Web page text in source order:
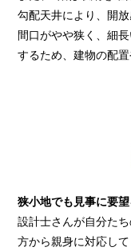
勾配天井により、開
間口がやや狭く、細
するため、建物の配
狭小地でも見事に要
設計士さんが自分た
方から親身に対応し